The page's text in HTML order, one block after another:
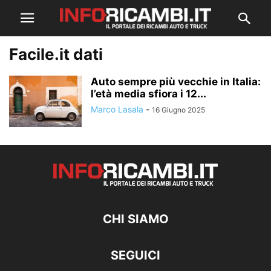
Facile.it dati
Auto sempre più vecchie in Italia:
l’età media sfiora i 12...
Marco Lasala - 16 Giugno 2025
CHI SIAMO
SEGUICI